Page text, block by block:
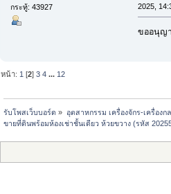
กระทู้: 43927
2025,
ขออนุญ
หน้า: 1 [2]3 4 ... 12
รับโพสเว็บบอร์ด » อุตสาหกรรม เครื่องจักร-เครื่อง
ขายที่ดินพร้อมห้องเช่าชั้นเดียว ห้วยขวาง (รหัส